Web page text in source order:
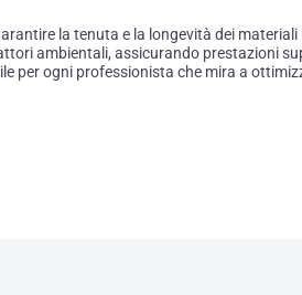
la tenuta e la longevità dei
ambientali, assicurando prestazioni
per ogni professionista che mira a